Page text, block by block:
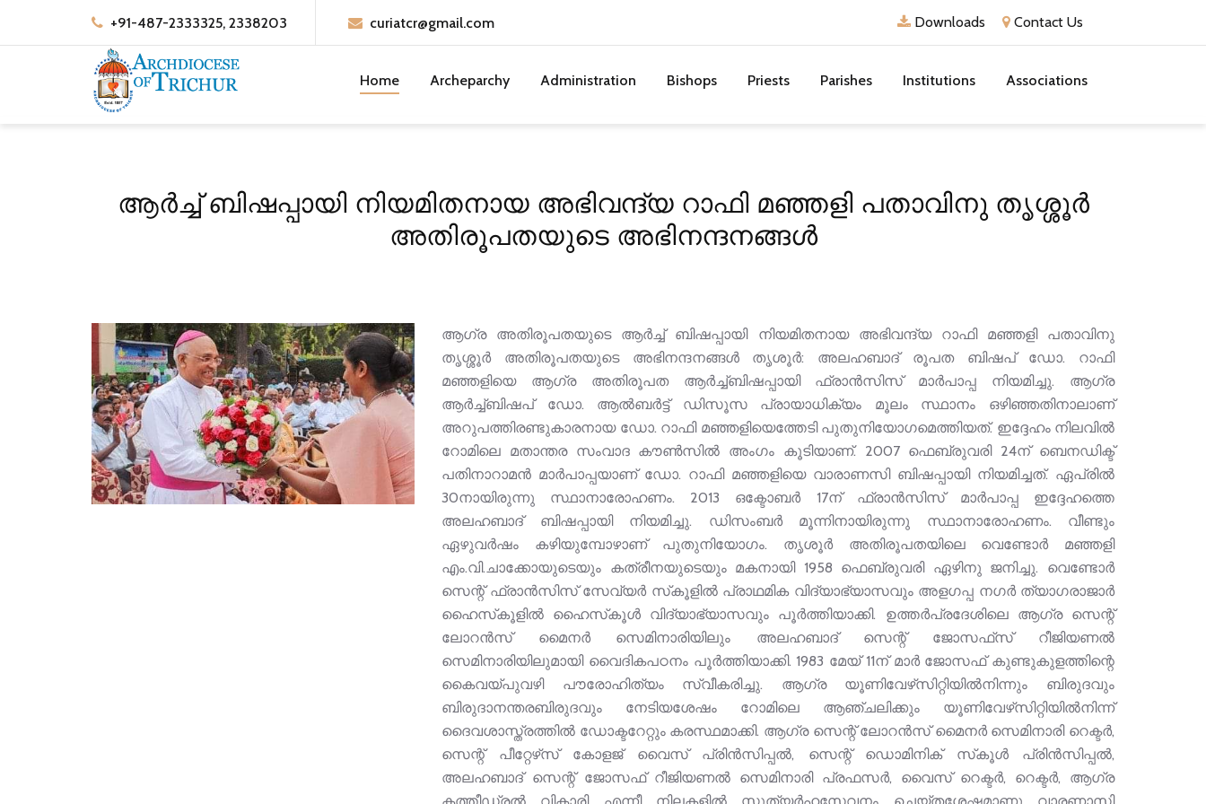
+91-487-2333325, 2338203 curiatcr@gmail.com Downloads Contact Us
Home Archeparchy Administration Bishops Priests Parishes Institutions Associations
ആർച്ച് ബിഷപ്പായി നിയമിതനായ അഭിവന്ദ്യ റാഫി മഞ്ഞളി പതാവിനു തൃശ്ശൂർ
അതിരൂപതയുടെ അഭിനന്ദനങ്ങൾ
ആഗ്ര അതിരൂപതയുടെ ആർച്ച് ബിഷപ്പായി നിയമിതനായ അഭിവന്ദ്യ റാഫി മഞ്ഞളി പതാവിനു
തൃശ്ശൂർ അതിരൂപതയുടെ അഭിനന്ദനങ്ങൾ തൃശൂര്‍: അലഹബാദ് രൂപത ബിഷപ് ഡോ. റാഫി
മഞ്ഞളിയെ ആഗ്ര അതിരൂപത ആര്‍ച്ച്ബിഷപ്പായി ഫ്രാന്‍സിസ് മാര്‍പാപ്പ നിയമിച്ചു. ആഗ്ര
ആര്‍ച്ച്ബിഷപ് ഡോ. ആല്‍ബര്‍ട്ട് ഡിസൂസ പ്രായാധിക്യം മൂലം സ്ഥാനം ഒഴിഞ്ഞതിനാലാണ്
അറുപത്തിരണ്ടുകാരനായ ഡോ. റാഫി മഞ്ഞളിയെത്തേടി പുതുനിയോഗമെത്തിയത്. ഇദ്ദേഹം നിലവില്‍
റോമിലെ മതാന്തര സംവാദ കൗണ്‍സില്‍ അംഗം കൂടിയാണ്. 2007 ഫെബ്രുവരി 24ന് ബെനഡിക്ട്
പതിനാറാമന്‍ മാര്‍പാപ്പയാണ് ഡോ. റാഫി മഞ്ഞളിയെ വാരാണസി ബിഷപ്പായി നിയമിച്ചത്. ഏപ്രില്‍
30നായിരുന്നു സ്ഥാനാരോഹണം. 2013 ഒക്ടോബര്‍ 17ന് ഫ്രാന്‍സിസ് മാര്‍പാപ്പ ഇദ്ദേഹത്തെ
അലഹബാദ് ബിഷപ്പായി നിയമിച്ചു. ഡിസംബര്‍ മൂന്നിനായിരുന്നു സ്ഥാനാരോഹണം. വീണ്ടും
ഏഴുവര്‍ഷം കഴിയുമ്പോഴാണ് പുതുനിയോഗം. തൃശൂര്‍ അതിരൂപതയിലെ വെണ്ടോര്‍ മഞ്ഞളി
എം.വി.ചാക്കോയുടെയും കത്രീനയുടെയും മകനായി 1958 ഫെബ്രുവരി ഏഴിനു ജനിച്ചു. വെണ്ടോര്‍
സെന്റ് ഫ്രാന്‍സിസ് സേവ്യര്‍ സ്‌കൂളില്‍ പ്രാഥമിക വിദ്യാഭ്യാസവും അളഗപ്പ നഗര്‍ ത്യാഗരാജാര്‍
ഹൈസ്‌കൂളില്‍ ഹൈസ്‌കൂള്‍ വിദ്യാഭ്യാസവും പൂര്‍ത്തിയാക്കി. ഉത്തര്‍പ്രദേശിലെ ആഗ്ര സെന്റ്
ലോറന്‍സ് മൈനര്‍ സെമിനാരിയിലും അലഹബാദ് സെന്റ് ജോസഫ്‌സ് റീജിയണല്‍
സെമിനാരിയിലുമായി വൈദികപഠനം പൂര്‍ത്തിയാക്കി. 1983 മേയ് 11ന് മാര്‍ ജോസഫ് കുണ്ടുകുളത്തിന്റെ
കൈവയ്പുവഴി പൗരോഹിത്യം സ്വീകരിച്ചു. ആഗ്ര യൂണിവേഴ്‌സിറ്റിയില്‍നിന്നും ബിരുദവും
ബിരുദാനന്തരബിരുദവും നേടിയശേഷം റോമിലെ ആഞ്ചലിക്കും യൂണിവേഴ്‌സിറ്റിയില്‍നിന്ന്
ദൈവശാസ്ത്രത്തില്‍ ഡോക്ടറേറ്റും കരസ്ഥമാക്കി. ആഗ്ര സെന്റ് ലോറന്‍സ് മൈനര്‍ സെമിനാരി റെക്ടര്‍,
സെന്റ് പീറ്റേഴ്‌സ് കോളജ് വൈസ് പ്രിന്‍സിപ്പല്‍, സെന്റ് ഡൊമിനിക് സ്‌കൂള്‍ പ്രിന്‍സിപ്പല്‍,
അലഹബാദ് സെന്റ് ജോസഫ് റീജിയണല്‍ സെമിനാരി പ്രഫസര്‍, വൈസ് റെക്ടര്‍, റെക്ടര്‍, ആഗ്ര